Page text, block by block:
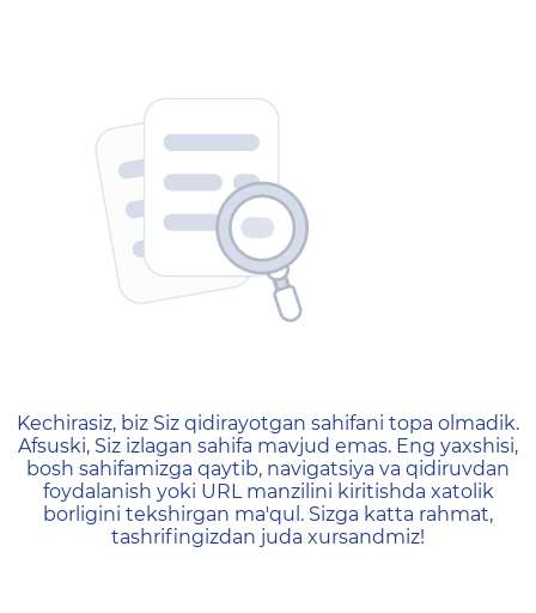
404 — Страница не
Kechirasiz, biz Siz qidirayotgan sahifani topa olmadik.
Afsuski, Siz izlagan sahifa mavjud emas. Eng yaxshisi,
bosh sahifamizga qaytib, navigatsiya va qidiruvdan
foydalanish yoki URL manzilini kiritishda xatolik
borligini tekshirgan ma'qul. Sizga katta rahmat,
tashrifingizdan juda xursandmiz!